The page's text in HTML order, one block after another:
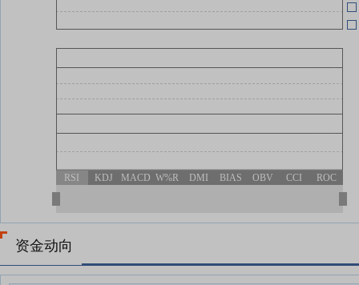
RSI KDJ MACD W%R DMI BIAS OBV CCI ROC
资金动向